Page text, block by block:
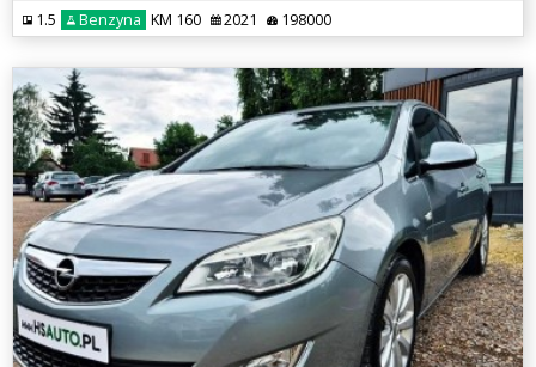
1.5 Benzyna KM 160 2021 198000